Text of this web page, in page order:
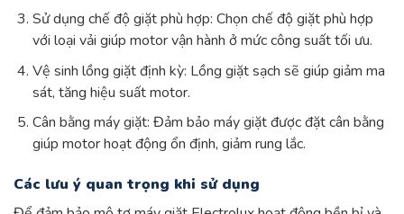
Sử dụng chế độ giặt phù hợp: Chọn chế độ giặt phù hợp
với loại vải giúp motor vận hành ở mức công suất tối ưu.
Vệ sinh lồng giặt định kỳ: Lồng giặt sạch sẽ giúp giảm ma
sát, tăng hiệu suất motor.
Cân bằng máy giặt: Đảm bảo máy giặt được đặt cân bằng
giúp motor hoạt động ổn định, giảm rung lắc.
Các lưu ý quan trọng khi sử dụng